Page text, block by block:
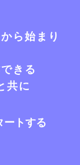
ら始まり
きる
共に
ートする